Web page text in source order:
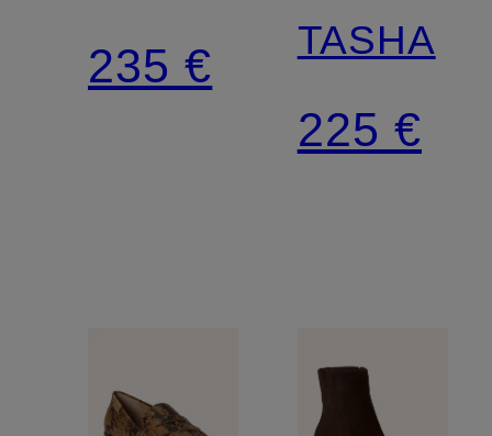
235 €
TASHA
225 €